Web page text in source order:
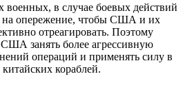
в случае боевых действий
на опережение, чтобы США и их
отреагировать. Поэтому
занять более агрессивную
операций и применять силу в
кораблей.